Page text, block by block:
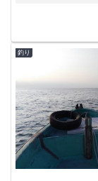
釣り